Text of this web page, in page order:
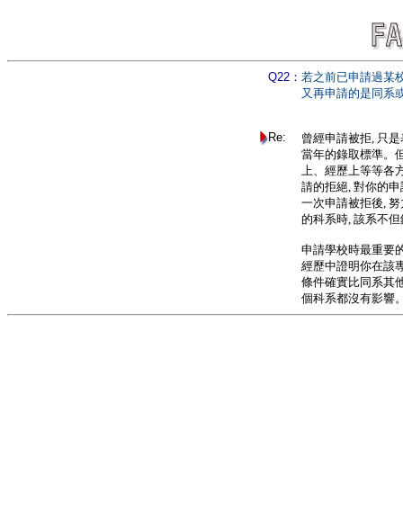
Q22： 若之前已申請過某
又再申請的是同系
Re:
曾經申請被拒, 只
當年的錄取標準。
上、經歷上等等各
請的拒絕, 對你的
一次申請被拒後,
的科系時, 該系不
申請學校時最重要
經歷中證明你在該
條件確實比同系其
個科系都沒有影響